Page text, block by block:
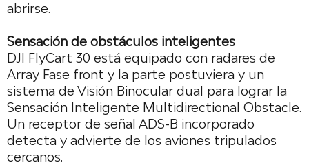
abrirse.
Sensación de obstáculos inteligentes
DJI FlyCart 30 está equipado con radares de
Array Fase front y la parte postuviera y un
sistema de Visión Binocular dual para lograr la
Sensación Inteligente Multidirectional Obstacle.
Un receptor de señal ADS-B incorporado
detecta y advierte de los aviones tripulados
cercanos.